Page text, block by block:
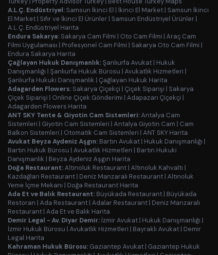
A.L.Ç. Endüstriyel: Samsun İkinci El | İkinci El Market | Samsun İkinci
El Market | Sıfır ve İkinci El Ürünler | Samsun Endüstriyel Ürünler |
A.L.Ç. Endüstriyel Harita
Endura Sakarya: Sakarya Cam Filmi | Oto Cam Filmi | Araç Cam
Filmi Uygulaması | Profesyonel Cam Filmi | Sakarya Oto Cam Filmi |
Endura Sakarya Harita
Çağlayan Hukuk Danışmanlık:Şanlıurfa Avukat | Hukuk
Danışmanlığı | Şanlıurfa Hukuk Bürosu | Avukatlık Hizmetleri |
Şanlıurfa Hukuki Danışmanlık | Çağlayan Hukuk Harita
Adagarden Flowers: Sakarya Çiçekçi | Çiçek Siparişi | Sakarya
Çiçek Siparişi | Online Çiçek Gönderimi | Adapazarı Çiçekçi |
Adagarden Flowers Harita
ANT SKY Tente & Giyotin Cam Sistemleri:Antalya Cam
Sistemleri | Giyotin Cam Sistemleri | Antalya Giyotin Cam | Cam
Balkon Sistemleri | Otomatik Cam Sistemleri | ANT SKY Harita
Avukat Beyza Aydeniz Aşgın: Bartın Avukat | Hukuk Danışmanlığı |
Bartın Hukuk Bürosu | Avukatlık Hizmetleri | Bartın Hukuki
Danışmanlık | Beyza Aydeniz Aşgın Harita
Doğa Restaurant:Altınoluk Restaurant | Altınoluk Kahvaltı |
Kazdağları Restaurant | Deniz Manzaralı Restaurant | Altınoluk
Yeme İçme Mekanı | Doğa Restaurant Harita
Ada Et ve Balık Restaurant: Büyükada Restaurant | Büyükada
Restoran | Ada Restaurant | Adalar Restaurant | Deniz Manzaralı
Restaurant | Ada Et ve Balık Harita
Demir Legal - Av. Diyar Demir: İzmir Avukat | Hukuk Danışmanlığı |
İzmir Hukuk Bürosu | Avukatlık Hizmetleri | Bayraklı Avukat | Demir
Legal Harita
Kahraman Hukuk Bürosu: Gaziantep Avukat | Gaziantep Hukuk